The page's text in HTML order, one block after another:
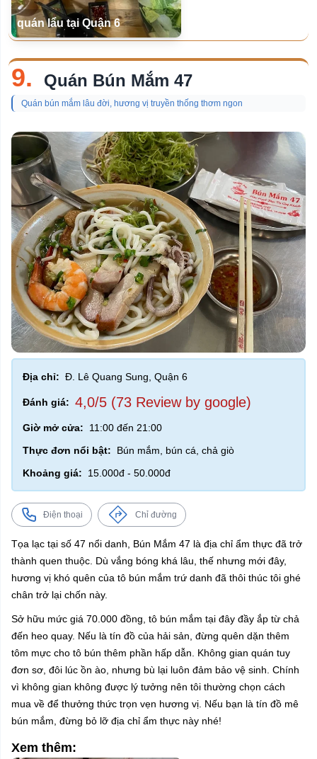
quán lẩu tại Quận 6
9. Quán Bún Mắm 47
Quán bún mắm lâu đời, hương vị truyền thống thơm ngon
Địa chỉ: Đ. Lê Quang Sung, Quận 6
Đánh giá: 4,0/5 (73 Review by google)
Giờ mở cửa:
11:00 đến 21:00
Thực đơn nổi bật:
Bún mắm, bún cá, chả giò
Khoảng giá:
15.000đ - 50.000đ
Điện thoại Chỉ đường
Tọa lạc tại số 47 nổi danh, Bún Mắm 47 là địa chỉ ẩm thực đã trở
thành quen thuộc. Dù vắng bóng khá lâu, thế nhưng mới đây,
hương vị khó quên của tô bún mắm trứ danh đã thôi thúc tôi ghé
chân trở lại chốn này.
Sở hữu mức giá 70.000 đồng, tô bún mắm tại đây đầy ắp từ chả
đến heo quay. Nếu là tín đồ của hải sản, đừng quên dặn thêm
tôm mực cho tô bún thêm phần hấp dẫn. Không gian quán tuy
đơn sơ, đôi lúc ồn ào, nhưng bù lại luôn đảm bảo vệ sinh. Chính
vì không gian không được lý tưởng nên tôi thường chọn cách
mua về để thưởng thức trọn vẹn hương vị. Nếu bạn là tín đồ mê
bún mắm, đừng bỏ lỡ địa chỉ ẩm thực này nhé!
Xem thêm: